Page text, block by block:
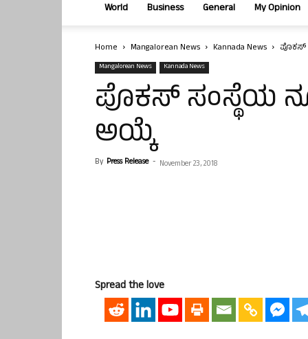
World Business General My Opinion
Home Mangalorean News Kannada News ಪೊಕಸ್
Mangalorean News Kannada News
ಪೊಕಸ್ ಸಂಸ್ಥೆಯ
ಅಯ್ಕೆ
By Press Release - November 23, 2018
Spread the love